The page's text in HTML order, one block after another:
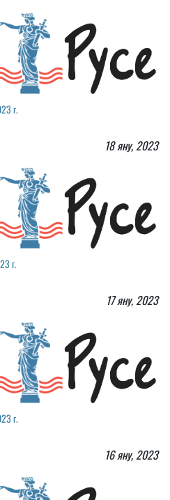
г.
18 яну, 2023
г.
17 яну, 2023
г.
16 яну, 2023